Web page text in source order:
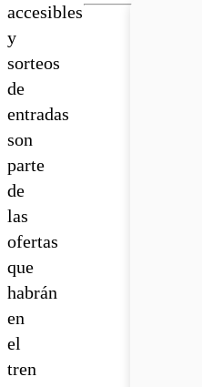
accesibles
y
sorteos
de
entradas
son
parte
de
las
ofertas
que
habrán
en
el
tren